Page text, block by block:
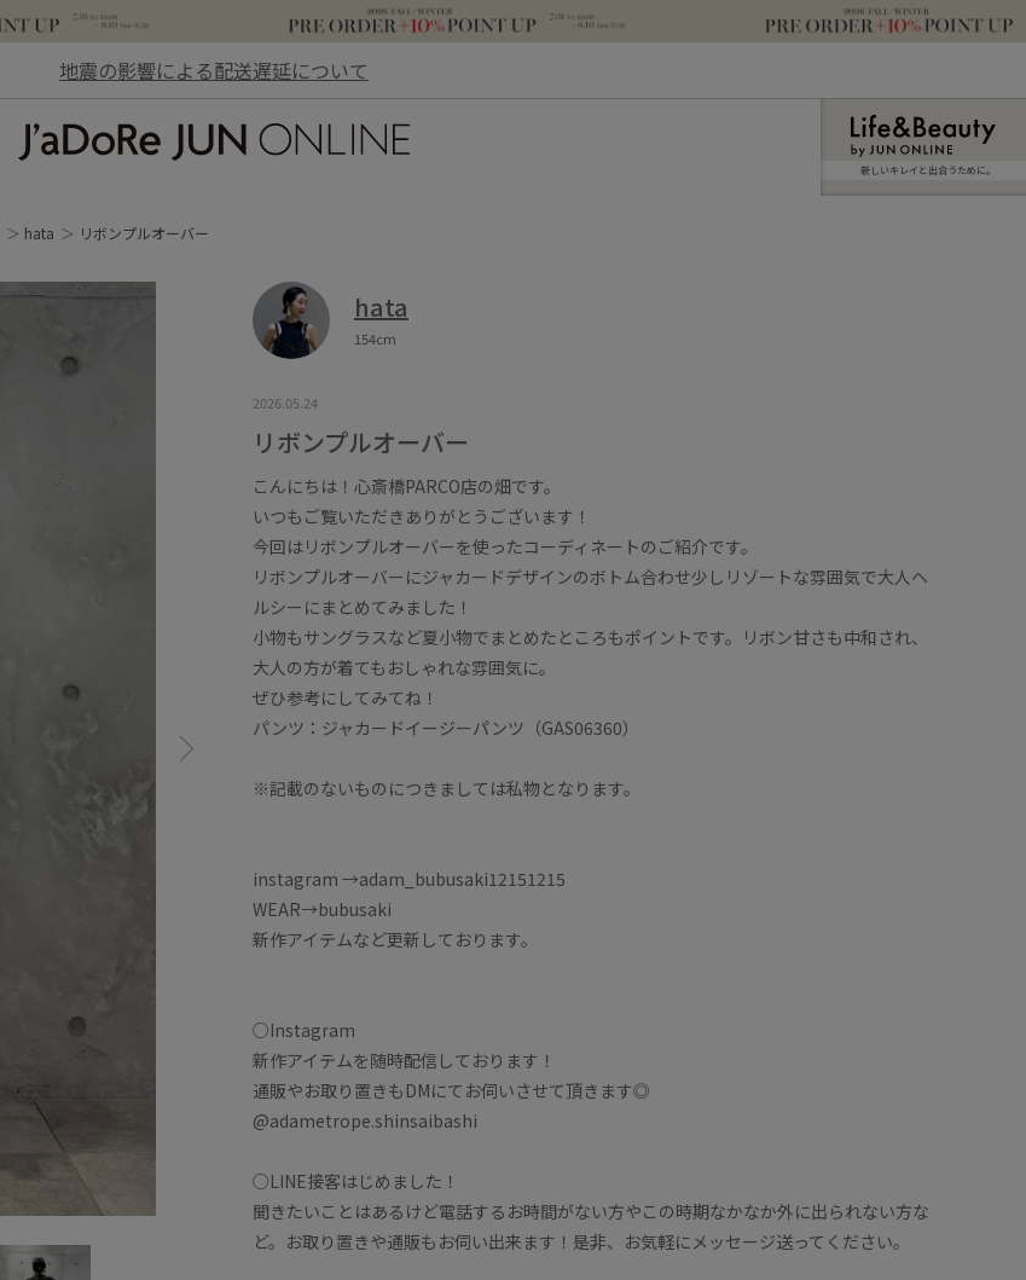
地震の影響による配送遅延について
新しいキレイと出合うために。
hata リボンプルオーバー
hata
154cm
2026.05.24
リボンプルオーバー
こんにちは！心斎橋PARCO店の畑です。
いつもご覧いただきありがとうございます！
今回はリボンプルオーバーを使ったコーディネートのご紹介です。
リボンプルオーバーにジャカードデザインのボトム合わせ少しリゾートな雰囲気で大人ヘ
ルシーにまとめてみました！
小物もサングラスなど夏小物でまとめたところもポイントです。リボン甘さも中和され、
大人の方が着てもおしゃれな雰囲気に。
ぜひ参考にしてみてね！
パンツ：ジャカードイージーパンツ（GAS06360）
※記載のないものにつきましては私物となります。
instagram →adam_bubusaki12151215
WEAR→bubusaki
新作アイテムなど更新しております。
○Instagram
新作アイテムを随時配信しております！
通販やお取り置きもDMにてお伺いさせて頂きます◎
@adametrope.shinsaibashi
○LINE接客はじめました！
聞きたいことはあるけど電話するお時間がない方やこの時期なかなか外に出られない方な
ど。お取り置きや通販もお伺い出来ます！是非、お気軽にメッセージ送ってください。